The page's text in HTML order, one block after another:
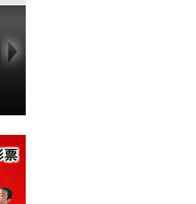
20120313 《阜